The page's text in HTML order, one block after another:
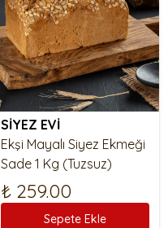
SİYEZ EVİ
Ekşi Mayalı Siyez Ekmeği
Sade 1 Kg (Tuzsuz)
₺ 259.00
Sepete Ekle